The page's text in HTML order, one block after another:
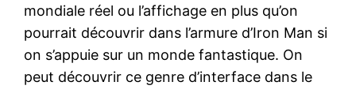
mondiale réel ou l’affichage en plus qu’on
pourrait découvrir dans l’armure d’Iron Man si
on s’appuie sur un monde fantastique. On
peut découvrir ce genre d’interface dans le